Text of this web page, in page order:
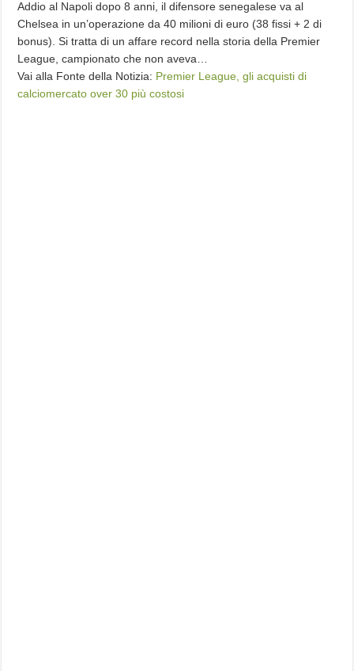
Addio al Napoli dopo 8 anni, il difensore senegalese va al
Chelsea in un’operazione da 40 milioni di euro (38 fissi + 2 di
bonus). Si tratta di un affare record nella storia della Premier
League, campionato che non aveva…
Vai alla Fonte della Notizia: Premier League, gli acquisti di
calciomercato over 30 più costosi